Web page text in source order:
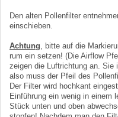
Den alten Pollenfilter
einschieben.
Achtung , bitte auf die
rum ein setzen! (Die Airflow
zeigen die Luftrichtung an. Sie
also muss der Pfeil des
Der Filter wird hochkant
Einführung ein wenig in einem
Stück unten und oben